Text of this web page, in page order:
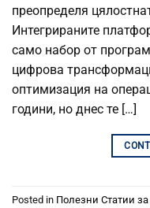
преопределя
Интегрираните
само набор от
цифрова
оптимизация на
години, но днес те […]
Posted in Полезни Статии